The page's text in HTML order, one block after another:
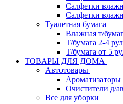
Салфетки
Салфетки
Туалетная бумага
Влажная т/
Т/бумага 2-4
Т/бумага от 5
ТОВАРЫ ДЛЯ ДОМА
Автотовары
Ароматизаторы
Очистители д/
Все для уборки